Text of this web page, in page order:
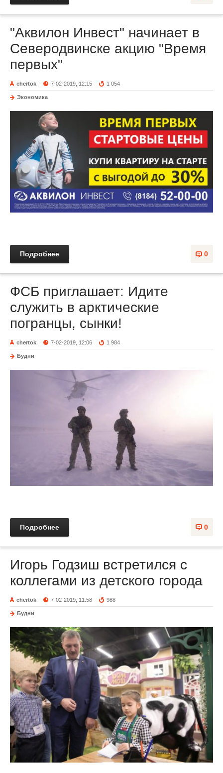
"Аквилон Инвест" начинает в
Северодвинске акцию "Время
первых"
chertok 7-02-2019, 12:15 1 054
Экономика
0
Подробнее
ФСБ приглашает: Идите
служить в арктические
погранцы, сынки!
chertok 7-02-2019, 12:06 1 984
Будни
0
Подробнее
Игорь Годзиш встретился с
коллегами из детского города
chertok 7-02-2019, 11:58 988
Будни